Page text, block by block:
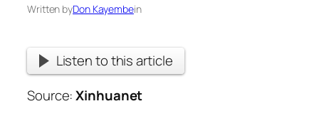
Written byDon Kayembein
Listen to this article
Source:Xinhuanet